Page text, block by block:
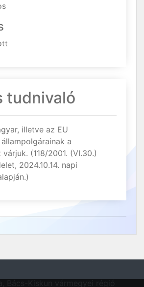
tudnivaló
illetve az EU
a
(118/2001. (VI.30.)
2024.10.14. napi